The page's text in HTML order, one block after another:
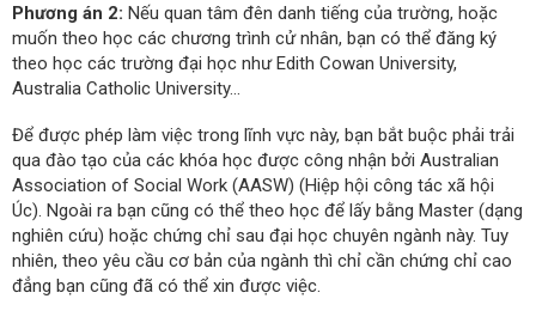
Phương án 2: Nếu quan tâm đên danh tiếng của trường, hoặc
muốn theo học các chương trình cử nhân, bạn có thể đăng ký
theo học các trường đại học như Edith Cowan University,
Australia Catholic University...
Để được phép làm việc trong lĩnh vực này, bạn bắt buộc phải trải
qua đào tạo của các khóa học được công nhận bởi Australian
Association of Social Work (AASW) (Hiệp hội công tác xã hội
Úc). Ngoài ra bạn cũng có thể theo học để lấy bằng Master (dạng
nghiên cứu) hoặc chứng chỉ sau đại học chuyên ngành này. Tuy
nhiên, theo yêu cầu cơ bản của ngành thì chỉ cần chứng chỉ cao
đẳng bạn cũng đã có thể xin được việc.